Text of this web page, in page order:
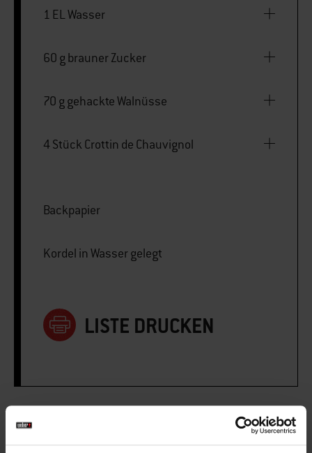
1 EL Wasser
60 g brauner Zucker
70 g gehackte Walnüsse
4 Stück Crottin de Chauvignol
Backpapier
Kordel in Wasser gelegt
LISTE DRUCKEN